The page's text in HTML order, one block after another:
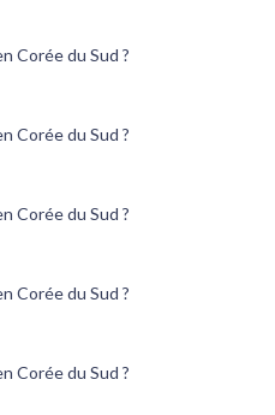
Corée du Sud ?
Corée du Sud ?
Corée du Sud ?
Corée du Sud ?
Corée du Sud ?